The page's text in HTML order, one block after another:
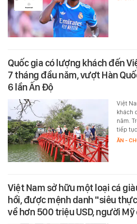
Quốc gia có lượng khách đến
7 tháng đầu năm, vượt Hàn
6 lần Ấn Độ
Việt
khách
năm.
tiếp
ĂN -
Việt Nam sở hữu một loại cá
hồi, được mệnh danh "siêu
về hơn 500 triệu USD, người